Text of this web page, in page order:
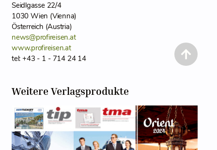
Seidlgasse 22/4
1030 Wien (Vienna)
Österreich (Austria)
news@profireisen.at
www.profireisen.at
tel: +43 - 1 - 714 24 14
Weitere Verlagsprodukte